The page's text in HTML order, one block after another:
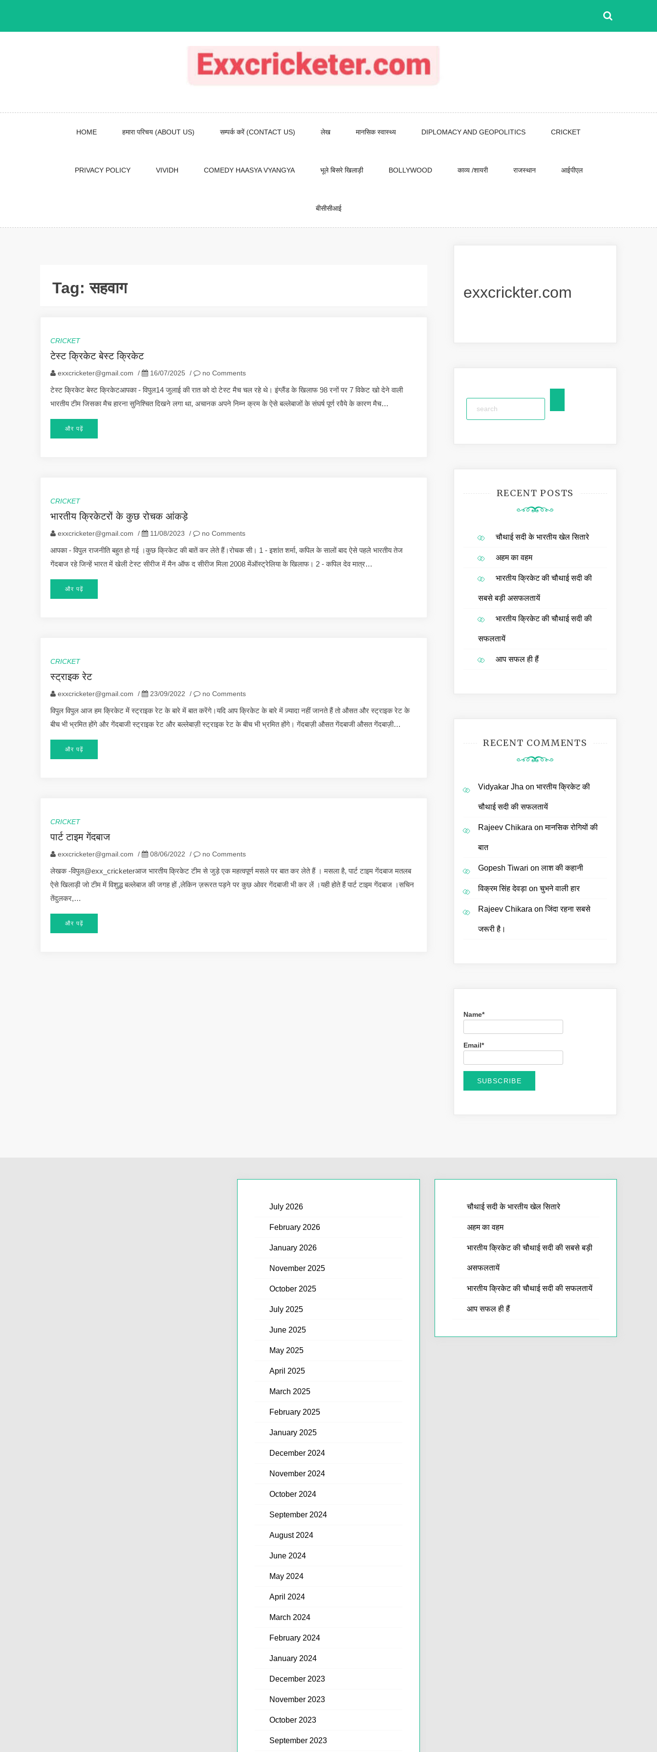
HOME हमारा परिचय (ABOUT US) सम्पर्क करें (CONTACT US) लेख मानसिक स्वास्थ्य DIPLOMACY AND GEOPOLITICS CRICKET
PRIVACY POLICY VIVIDH COMEDY HAASYA VYANGYA भूले बिसरे खिलाड़ी BOLLYWOOD काव्य /शायरी राजस्थान आईपीएल
बीसीसीआई
Tag:सहवाग
CRICKET
टेस्ट क्रिकेट बेस्ट क्रिकेट
exxcricketer@gmail.com / 16/07/2025 / no Comments
टेस्ट क्रिकेट बेस्ट क्रिकेटआपका - विपुल14 जुलाई की रात को दो टेस्ट मैच चल रहे थे। इंग्लैंड के खिलाफ 98 रनों पर 7 विकेट खो देने वाली
भारतीय टीम जिसका मैच हारना सुनिश्चित दिखने लगा था, अचानक अपने निम्न क्रम के ऐसे बल्लेबाजों के संघर्ष पूर्ण रवैये के कारण मैच…
और पढ़ें
CRICKET
भारतीय क्रिकेटरों के कुछ रोचक आंकड़े
exxcricketer@gmail.com / 11/08/2023 / no Comments
आपका - विपुल राजनीति बहुत हो गई ।कुछ क्रिकेट की बातें कर लेते हैं।रोचक सी। 1 - इशांत शर्मा, कपिल के सालों बाद ऐसे पहले भारतीय तेज
गेंदबाज रहे जिन्हें भारत में खेली टेस्ट सीरीज में मैन ऑफ द सीरीज मिला 2008 मेंऑस्ट्रेलिया के खिलाफ। 2 - कपिल देव मात्र…
और पढ़ें
CRICKET
स्ट्राइक रेट
exxcricketer@gmail.com / 23/09/2022 / no Comments
विपुल विपुल आज हम क्रिकेट में स्ट्राइक रेट के बारे में बात करेंगे।यदि आप क्रिकेट के बारे में ज़्यादा नहीं जानते हैं तो औसत और स्ट्राइक रेट के
बीच भी भ्रमित होंगे और गेंदबाजी स्ट्राइक रेट और बल्लेबाज़ी स्ट्राइक रेट के बीच भी भ्रमित होंगे। गेंदबाज़ी औसत गेंदबाजी औसत गेंदबाज़ी…
और पढ़ें
CRICKET
पार्ट टाइम गेंदबाज
exxcricketer@gmail.com / 08/06/2022 / no Comments
लेखक -विपुल@exx_cricketerआज भारतीय क्रिकेट टीम से जुड़े एक महत्वपूर्ण मसले पर बात कर लेते हैं । मसला है, पार्ट टाइम गेंदबाज मतलब
ऐसे खिलाड़ी जो टीम में विशुद्ध बल्लेबाज की जगह हों ,लेकिन ज़रूरत पड़ने पर कुछ ओवर गेंदबाजी भी कर लें ।यही होते हैं पार्ट टाइम गेंदबाज ।सचिन
तेंदुलकर,…
और पढ़ें
exxcrickter.com
RECENT POSTS
चौथाई सदी के भारतीय खेल सितारे
अहम का वहम
भारतीय क्रिकेट की चौथाई सदी की
सबसे बड़ी असफलतायें
भारतीय क्रिकेट की चौथाई सदी की
सफलतायें
आप सफल ही हैं
RECENT COMMENTS
Vidyakar Jha on भारतीय क्रिकेट की
चौथाई सदी की सफलतायें
Rajeev Chikara onमानसिक रोगियों की
बात
Gopesh Tiwari onलाश की कहानी
विक्रम सिंह देवड़ाonचुभने वाली हार
Rajeev Chikara onजिंदा रहना सबसे
जरूरी है।
Name*
Email*
July 2026
February 2026
January 2026
November 2025
October 2025
July 2025
June 2025
May 2025
April 2025
March 2025
February 2025
January 2025
December 2024
November 2024
October 2024
September 2024
August 2024
June 2024
May 2024
April 2024
March 2024
February 2024
January 2024
December 2023
November 2023
October 2023
September 2023
चौथाई सदी के भारतीय खेल सितारे
अहम का वहम
भारतीय क्रिकेट की चौथाई सदी की सबसे बड़ी
असफलतायें
भारतीय क्रिकेट की चौथाई सदी की सफलतायें
आप सफल ही हैं